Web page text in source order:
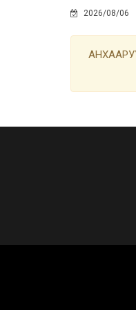
2026/08/06